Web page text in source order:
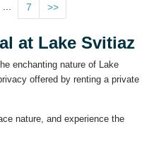
... 7 >>
at Lake Svitiaz
enchanting nature of Lake
offered by renting a private
nature, and experience the